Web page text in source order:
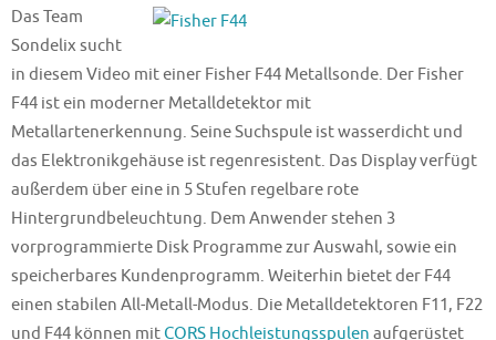
Das Team
Sondelix sucht
in diesem Video mit einer Fisher F44 Metallsonde. Der Fisher
F44 ist ein moderner Metalldetektor mit
Metallartenerkennung. Seine Suchspule ist wasserdicht und
das Elektronikgehäuse ist regenresistent. Das Display verfügt
außerdem über eine in 5 Stufen regelbare rote
Hintergrundbeleuchtung. Dem Anwender stehen 3
vorprogrammierte Disk Programme zur Auswahl, sowie ein
speicherbares Kundenprogramm. Weiterhin bietet der F44
einen stabilen All-Metall-Modus. Die Metalldetektoren F11, F22
und F44 können mitCORS Hochleistungsspulen aufgerüstet